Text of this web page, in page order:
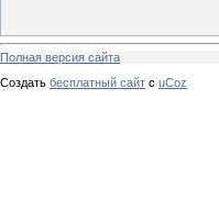
Полная версия сайта
Создать бесплатный сайт с uCoz